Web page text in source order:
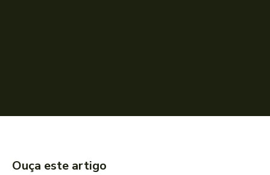
Ouça este artigo